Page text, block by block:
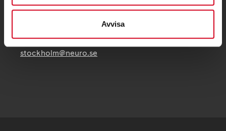
Avvisa
Samma som besöksadress
stockholm@neuro.se